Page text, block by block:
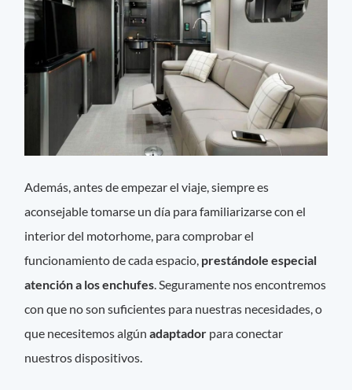
Además, antes de empezar el viaje, siempre es
aconsejable tomarse un día para familiarizarse con el
interior del motorhome, para comprobar el
funcionamiento de cada espacio, prestándole especial
atención a los enchufes. Seguramente nos encontremos
con que no son suficientes para nuestras necesidades, o
que necesitemos algúnadaptador para conectar
nuestros dispositivos.